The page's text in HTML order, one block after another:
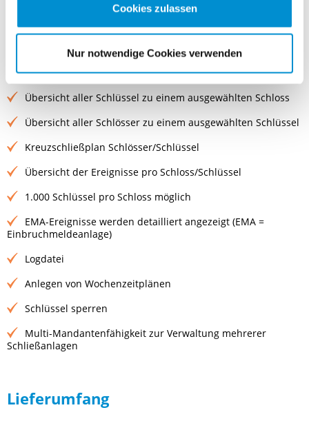
Cookies zulassen
Nur notwendige Cookies verwenden
Stammdatenübersicht aller Schlösser
Stammdatenübersicht der festgelegten Feiertage
Übersicht aller Schlüssel zu einem ausgewählten Schloss
Übersicht aller Schlösser zu einem ausgewählten Schlüssel
Kreuzschließplan Schlösser/Schlüssel
Übersicht der Ereignisse pro Schloss/Schlüssel
1.000 Schlüssel pro Schloss möglich
EMA-Ereignisse werden detailliert angezeigt (EMA =
Einbruchmeldeanlage)
Logdatei
Anlegen von Wochenzeitplänen
Schlüssel sperren
Multi-Mandantenfähigkeit zur Verwaltung mehrerer
Schließanlagen
Lieferumfang